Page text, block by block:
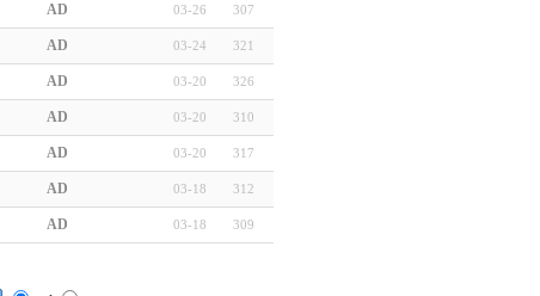
AD 03-26 307
AD 03-24 321
AD 03-20 326
AD 03-20 310
AD 03-20 317
AD 03-18 312
AD 03-18 309